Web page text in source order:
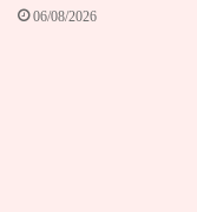
06/08/2026